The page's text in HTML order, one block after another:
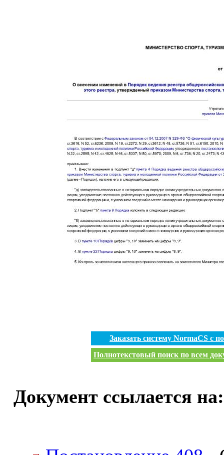
Заказать систему NormaCS с
Полнотекстовый поиск по всем
Документ ссылается на: